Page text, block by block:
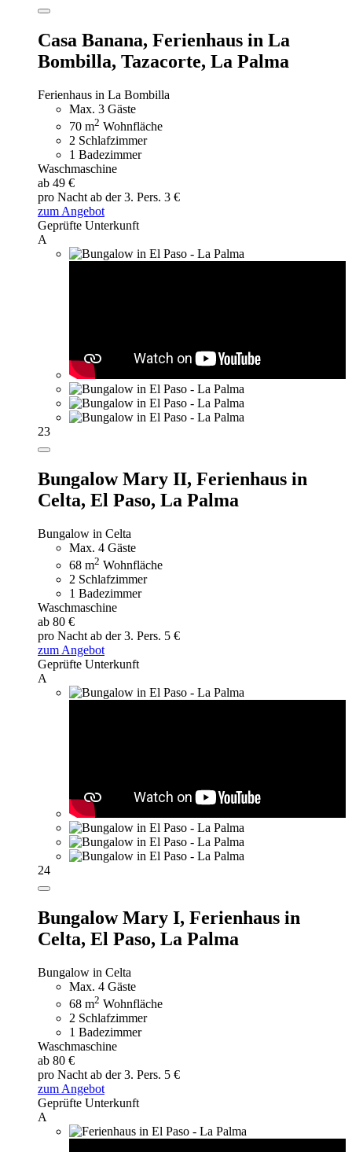
Casa Banana, Ferienhaus in La
Bombilla, Tazacorte, La Palma
Ferienhaus in La Bombilla
Max. 3 Gäste
70 m2 Wohnfläche
2 Schlafzimmer
1 Badezimmer
Waschmaschine
ab 49 €
pro Nacht ab der 3. Pers. 3 €
zum Angebot
Geprüfte Unterkunft
A
23
Bungalow Mary II, Ferienhaus in
Celta, El Paso, La Palma
Bungalow in Celta
Max. 4 Gäste
68 m2 Wohnfläche
2 Schlafzimmer
1 Badezimmer
Waschmaschine
ab 80 €
pro Nacht ab der 3. Pers. 5 €
zum Angebot
Geprüfte Unterkunft
A
24
Bungalow Mary I, Ferienhaus in
Celta, El Paso, La Palma
Bungalow in Celta
Max. 4 Gäste
68 m2 Wohnfläche
2 Schlafzimmer
1 Badezimmer
Waschmaschine
ab 80 €
pro Nacht ab der 3. Pers. 5 €
zum Angebot
Geprüfte Unterkunft
A